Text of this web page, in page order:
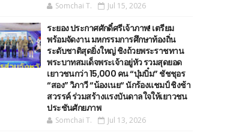
Somchai T. Jul 15, 2026
ระยอง ประกาศศักดิ์ศรีเจ้าภาพ! เตรียม
พร้อมจัดงาน มหกรรมการศึกษาท้องถิ่น
ระดับชาติสุดยิ่งใหญ่ ชิงถ้วยพระราชทาน
พระบาทสมเด็จพระเจ้าอยู่หัว รวมสุดยอด
เยาวชนกว่า 15,000 คน “บุ๋มบิ๋ม” ชัชชุอร
“สอง” วิภาวี “น้องเนย“ นักร้องแชมป์ ชิงช้า
สวรรค์ ร่วมสร้างแรงบันดาลใจให้เยาวชน
ประชันศักยภาพ
Somchai T. Jul 13, 2026